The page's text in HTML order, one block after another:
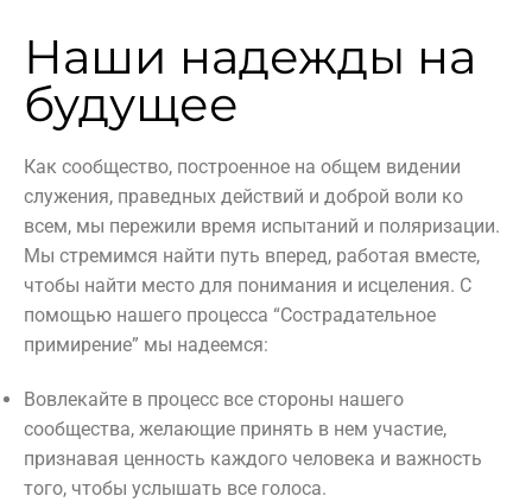
Наши надежды на
будущее
Как сообщество, построенное на общем видении
служения, праведных действий и доброй воли ко
всем, мы пережили время испытаний и поляризации.
Мы стремимся найти путь вперед, работая вместе,
чтобы найти место для понимания и исцеления. С
помощью нашего процесса “Сострадательное
примирение” мы надеемся:
Вовлекайте в процесс все стороны нашего
сообщества, желающие принять в нем участие,
признавая ценность каждого человека и важность
того, чтобы услышать все голоса.